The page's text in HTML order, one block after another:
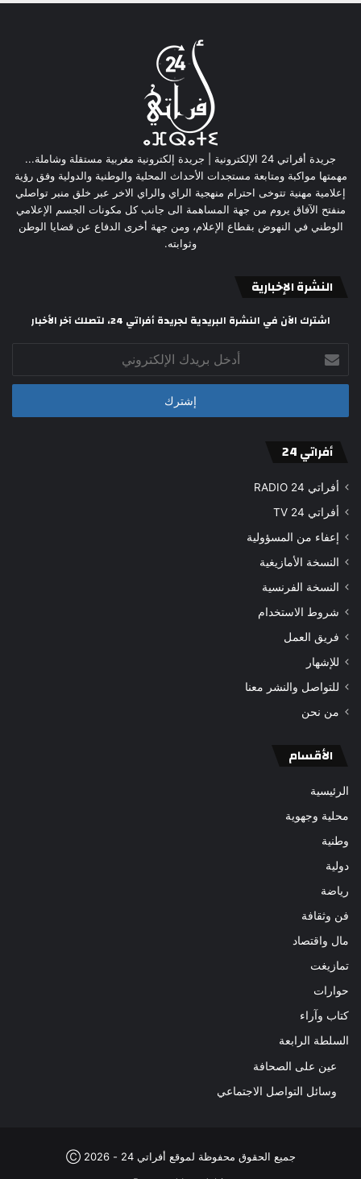
جريدة أفراتي 24 الإلكترونية | جريدة إلكترونية مغربية مستقلة وشاملة...
مهمتها مواكبة ومتابعة مستجدات الأحداث المحلية والوطنية والدولية وفق رؤية
إعلامية مهنية تتوخى احترام منهجية الراي والراي الاخر عبر خلق منبر تواصلي
منفتح الآفاق يروم من جهة المساهمة الى جانب كل مكونات الجسم الإعلامي
الوطني في النهوض بقطاع الإعلام، ومن جهة أخرى الدفاع عن قضايا الوطن
وثوابته.
النشرة الإخبارية
اشترك الآن في النشرة البريدية لجريدة أفراتي 24، لتصلك آخر الأخبار
بريدك
الإلكتروني
أفراتي 24
أفراتي 24 RADIO
أفراتي 24 TV
إعفاء من المسؤولية
النسخة الأمازيغية
النسخة الفرنسية
شروط الاستخدام
فريق العمل
للإشهار
للتواصل والنشر معنا
من نحن
الأقسام
الرئيسية
محلية وجهوية
وطنية
دولية
رياضة
فن وثقافة
مال واقتصاد
تمازيغت
حوارات
كتاب وآراء
السلطة الرابعة
عين على الصحافة
وسائل التواصل الاجتماعي
جميع الحقوق محفوظة لموقع أفراتي 24 - 2026 Ⓒ